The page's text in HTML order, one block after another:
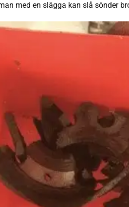
med en slägga kan slå sönder